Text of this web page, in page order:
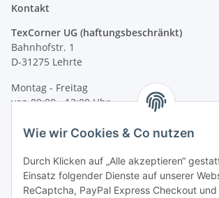
Kontakt
TexCorner UG (haftungsbeschränkt)
Bahnhofstr. 1
D-31275 Lehrte
Montag - Freitag
von 09:00 - 13:00 Uhr
Fax: +49 (0) 5132 8230693
E-Mail:mail@signalweste.net
Wie wir Cookies & Co nutzen
Durch Klicken auf „Alle akzeptieren“
Einsatz folgender Dienste auf unserer
ReCaptcha, PayPal Express Checkout